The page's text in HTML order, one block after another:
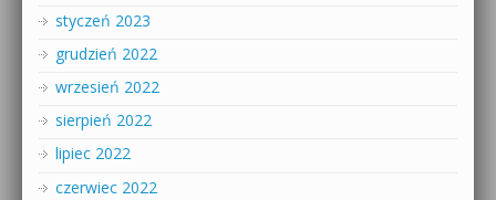
styczeń 2023
grudzień 2022
wrzesień 2022
sierpień 2022
lipiec 2022
czerwiec 2022